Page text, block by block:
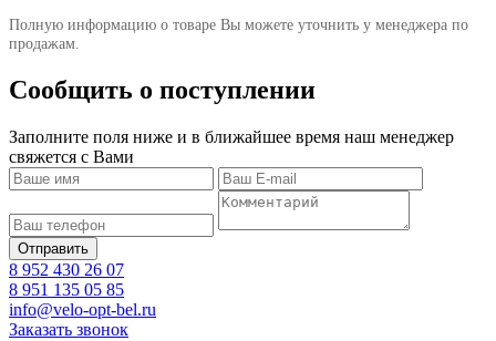
Полную информацию о товаре Вы можете уточнить у менеджера по
продажам.
Сообщить о поступлении
Заполните поля ниже и в ближайшее время наш менеджер
свяжется с Вами
8 952 430 26 07
8 951 135 05 85
info@velo-opt-bel.ru
Заказать звонок